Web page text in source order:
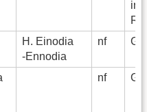
H. Einodia
-Ennodia
nf
nf